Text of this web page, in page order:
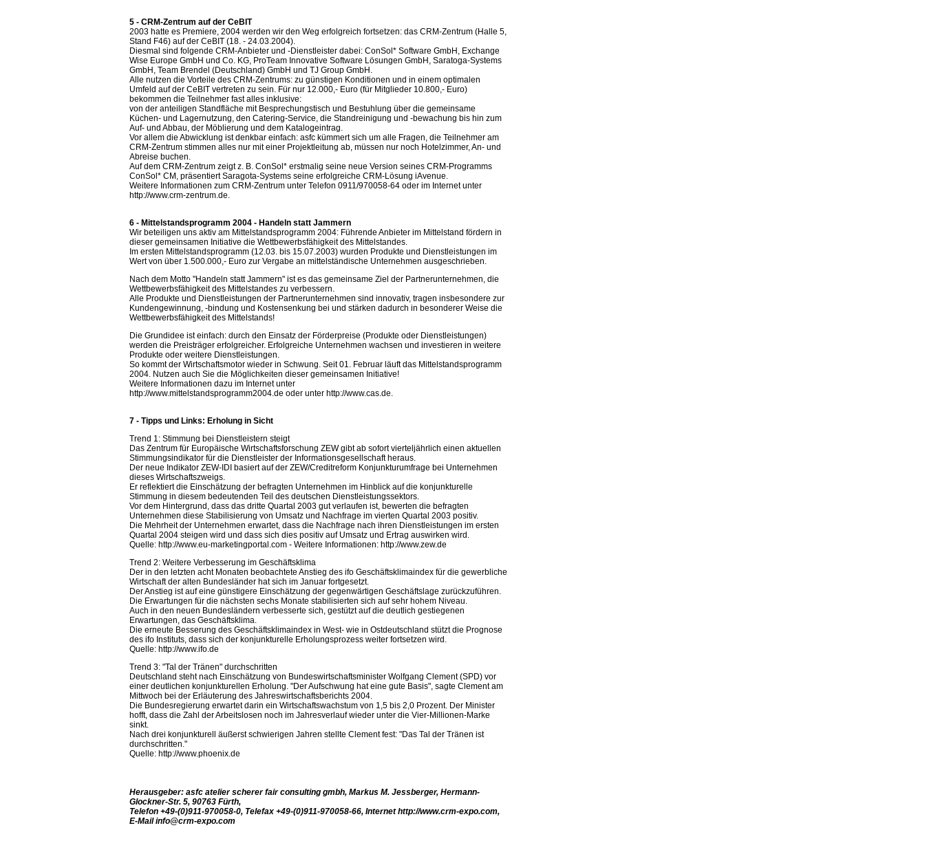
5 - CRM-Zentrum auf der CeBIT
2003 hatte es Premiere, 2004 werden wir den Weg erfolgreich fortsetzen: das CRM-Zentrum (Halle 5,
Stand F46) auf der CeBIT (18. - 24.03.2004).
Diesmal sind folgende CRM-Anbieter und -Dienstleister dabei: ConSol* Software GmbH, Exchange
Wise Europe GmbH und Co. KG, ProTeam Innovative Software Lösungen GmbH, Saratoga-Systems
GmbH, Team Brendel (Deutschland) GmbH und TJ Group GmbH.
Alle nutzen die Vorteile des CRM-Zentrums: zu günstigen Konditionen und in einem optimalen
Umfeld auf der CeBIT vertreten zu sein. Für nur 12.000,- Euro (für Mitglieder 10.800,- Euro)
bekommen die Teilnehmer fast alles inklusive:
von der anteiligen Standfläche mit Besprechungstisch und Bestuhlung über die gemeinsame
Küchen- und Lagernutzung, den Catering-Service, die Standreinigung und -bewachung bis hin zum
Auf- und Abbau, der Möblierung und dem Katalogeintrag.
Vor allem die Abwicklung ist denkbar einfach: asfc kümmert sich um alle Fragen, die Teilnehmer am
CRM-Zentrum stimmen alles nur mit einer Projektleitung ab, müssen nur noch Hotelzimmer, An- und
Abreise buchen.
Auf dem CRM-Zentrum zeigt z. B. ConSol* erstmalig seine neue Version seines CRM-Programms
ConSol* CM, präsentiert Saragota-Systems seine erfolgreiche CRM-Lösung iAvenue.
Weitere Informationen zum CRM-Zentrum unter Telefon 0911/970058-64 oder im Internet unter
http://www.crm-zentrum.de.
6 - Mittelstandsprogramm 2004 - Handeln statt Jammern
Wir beteiligen uns aktiv am Mittelstandsprogramm 2004: Führende Anbieter im Mittelstand fördern in
dieser gemeinsamen Initiative die Wettbewerbsfähigkeit des Mittelstandes.
Im ersten Mittelstandsprogramm (12.03. bis 15.07.2003) wurden Produkte und Dienstleistungen im
Wert von über 1.500.000,- Euro zur Vergabe an mittelständische Unternehmen ausgeschrieben.
Nach dem Motto "Handeln statt Jammern" ist es das gemeinsame Ziel der Partnerunternehmen, die
Wettbewerbsfähigkeit des Mittelstandes zu verbessern.
Alle Produkte und Dienstleistungen der Partnerunternehmen sind innovativ, tragen insbesondere zur
Kundengewinnung, -bindung und Kostensenkung bei und stärken dadurch in besonderer Weise die
Wettbewerbsfähigkeit des Mittelstands!
Die Grundidee ist einfach: durch den Einsatz der Förderpreise (Produkte oder Dienstleistungen)
werden die Preisträger erfolgreicher. Erfolgreiche Unternehmen wachsen und investieren in weitere
Produkte oder weitere Dienstleistungen.
So kommt der Wirtschaftsmotor wieder in Schwung. Seit 01. Februar läuft das Mittelstandsprogramm
2004. Nutzen auch Sie die Möglichkeiten dieser gemeinsamen Initiative!
Weitere Informationen dazu im Internet unter
http://www.mittelstandsprogramm2004.de oder unter http://www.cas.de.
7 - Tipps und Links: Erholung in Sicht
Trend 1: Stimmung bei Dienstleistern steigt
Das Zentrum für Europäische Wirtschaftsforschung ZEW gibt ab sofort vierteljährlich einen aktuellen
Stimmungsindikator für die Dienstleister der Informationsgesellschaft heraus.
Der neue Indikator ZEW-IDI basiert auf der ZEW/Creditreform Konjunkturumfrage bei Unternehmen
dieses Wirtschaftszweigs.
Er reflektiert die Einschätzung der befragten Unternehmen im Hinblick auf die konjunkturelle
Stimmung in diesem bedeutenden Teil des deutschen Dienstleistungssektors.
Vor dem Hintergrund, dass das dritte Quartal 2003 gut verlaufen ist, bewerten die befragten
Unternehmen diese Stabilisierung von Umsatz und Nachfrage im vierten Quartal 2003 positiv.
Die Mehrheit der Unternehmen erwartet, dass die Nachfrage nach ihren Dienstleistungen im ersten
Quartal 2004 steigen wird und dass sich dies positiv auf Umsatz und Ertrag auswirken wird.
Quelle: http://www.eu-marketingportal.com - Weitere Informationen: http://www.zew.de
Trend 2: Weitere Verbesserung im Geschäftsklima
Der in den letzten acht Monaten beobachtete Anstieg des ifo Geschäftsklimaindex für die gewerbliche
Wirtschaft der alten Bundesländer hat sich im Januar fortgesetzt.
Der Anstieg ist auf eine günstigere Einschätzung der gegenwärtigen Geschäftslage zurückzuführen.
Die Erwartungen für die nächsten sechs Monate stabilisierten sich auf sehr hohem Niveau.
Auch in den neuen Bundesländern verbesserte sich, gestützt auf die deutlich gestiegenen
Erwartungen, das Geschäftsklima.
Die erneute Besserung des Geschäftsklimaindex in West- wie in Ostdeutschland stützt die Prognose
des ifo Instituts, dass sich der konjunkturelle Erholungsprozess weiter fortsetzen wird.
Quelle: http://www.ifo.de
Trend 3: "Tal der Tränen" durchschritten
Deutschland steht nach Einschätzung von Bundeswirtschaftsminister Wolfgang Clement (SPD) vor
einer deutlichen konjunkturellen Erholung. "Der Aufschwung hat eine gute Basis", sagte Clement am
Mittwoch bei der Erläuterung des Jahreswirtschaftsberichts 2004.
Die Bundesregierung erwartet darin ein Wirtschaftswachstum von 1,5 bis 2,0 Prozent. Der Minister
hofft, dass die Zahl der Arbeitslosen noch im Jahresverlauf wieder unter die Vier-Millionen-Marke
sinkt.
Nach drei konjunkturell äußerst schwierigen Jahren stellte Clement fest: "Das Tal der Tränen ist
durchschritten."
Quelle: http://www.phoenix.de
Herausgeber: asfc atelier scherer fair consulting gmbh, Markus M. Jessberger, Hermann-
Glockner-Str. 5, 90763 Fürth,
Telefon +49-(0)911-970058-0, Telefax +49-(0)911-970058-66, Internet http://www.crm-expo.com,
E-Mailinfo@crm-expo.com